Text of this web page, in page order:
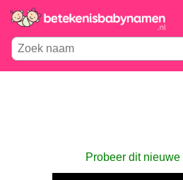
Probeer dit nieuwe